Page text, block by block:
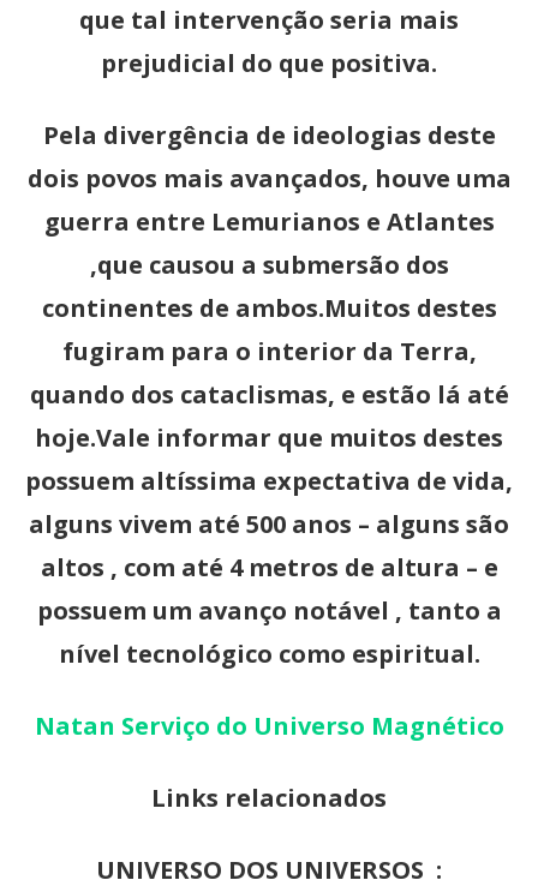
que tal intervenção seria mais
prejudicial do que positiva.
Pela divergência de ideologias deste
dois povos mais avançados, houve uma
guerra entre Lemurianos e Atlantes
,que causou a submersão dos
continentes de ambos.Muitos destes
fugiram para o interior da Terra,
quando dos cataclismas, e estão lá até
hoje.Vale informar que muitos destes
possuem altíssima expectativa de vida,
alguns vivem até 500 anos – alguns são
altos , com até 4 metros de altura – e
possuem um avanço notável , tanto a
nível tecnológico como espiritual.
Natan Serviço do Universo Magnético
Links relacionados
UNIVERSO DOS UNIVERSOS :